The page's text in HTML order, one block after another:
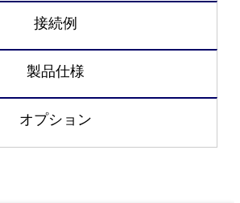
接続例
製品仕様
オプション